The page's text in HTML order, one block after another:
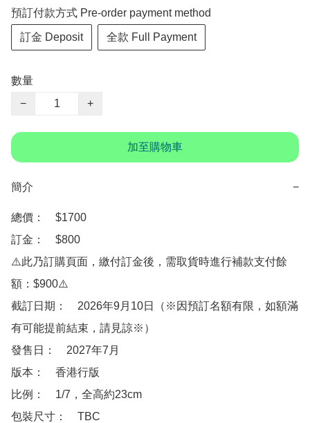
預訂付款方式 Pre-order payment method
訂金 Deposit 全款 Full Payment
數量
−
+
加至購物車
簡介 −
總價：　$1700
訂金：　$800
⚠️此乃訂購頁面，繳付訂金後，需取貨時進行補款支付餘
額：$900⚠️
截訂日期：　2026年9月10日（※因預訂名額有限，如額滿
有可能提前結束，請見諒※）
發售日：　2027年7月
版本：　香港行版
比例：　1/7，全高約23cm
包裝尺寸：　TBC